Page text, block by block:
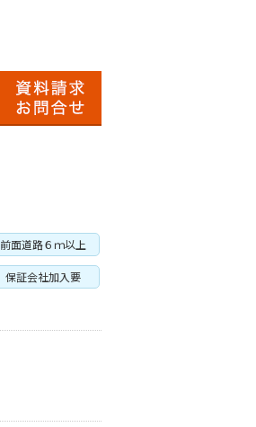
前面道路６ｍ以上
保証会社加入要